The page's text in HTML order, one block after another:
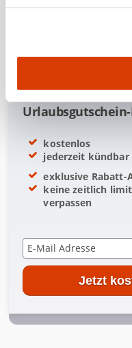
w
kostenlos
jederzeit kündbar
exklusive Rabatt-
keine zeitlich
verpassen
E
-
M
a
i
l
Jetzt